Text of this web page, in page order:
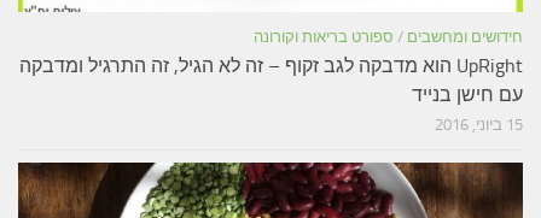
חידושים ומחשבים / ספורט בריאות וקורונה
UpRight הוא מדבקה לגב זקוף – זה לא הגיל, זה התרגיל ומדבקה
עם חישן בנייד
15 ביוני, 2016